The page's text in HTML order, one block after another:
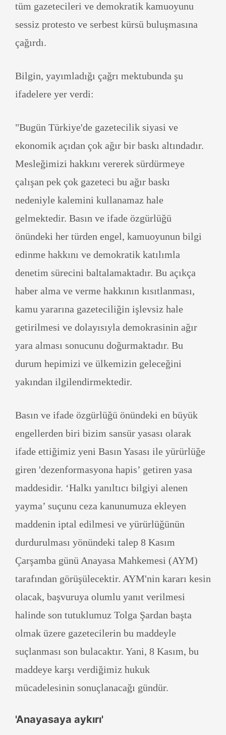
tüm gazetecileri ve demokratik kamuoyunu
sessiz protesto ve serbest kürsü buluşmasına
çağırdı.
Bilgin, yayımladığı çağrı mektubunda şu
ifadelere yer verdi:
"Bugün Türkiye'de gazetecilik siyasi ve
ekonomik açıdan çok ağır bir baskı altındadır.
Mesleğimizi hakkını vererek sürdürmeye
çalışan pek çok gazeteci bu ağır baskı
nedeniyle kalemini kullanamaz hale
gelmektedir. Basın ve ifade özgürlüğü
önündeki her türden engel, kamuoyunun bilgi
edinme hakkını ve demokratik katılımla
denetim sürecini baltalamaktadır. Bu açıkça
haber alma ve verme hakkının kısıtlanması,
kamu yararına gazeteciliğin işlevsiz hale
getirilmesi ve dolayısıyla demokrasinin ağır
yara alması sonucunu doğurmaktadır. Bu
durum hepimizi ve ülkemizin geleceğini
yakından ilgilendirmektedir.
Basın ve ifade özgürlüğü önündeki en büyük
engellerden biri bizim sansür yasası olarak
ifade ettiğimiz yeni Basın Yasası ile yürürlüğe
giren 'dezenformasyona hapis’ getiren yasa
maddesidir. ‘Halkı yanıltıcı bilgiyi alenen
yayma’ suçunu ceza kanunumuza ekleyen
maddenin iptal edilmesi ve yürürlüğünün
durdurulması yönündeki talep 8 Kasım
Çarşamba günü Anayasa Mahkemesi (AYM)
tarafından görüşülecektir. AYM'nin kararı kesin
olacak, başvuruya olumlu yanıt verilmesi
halinde son tutuklumuz Tolga Şardan başta
olmak üzere gazetecilerin bu maddeyle
suçlanması son bulacaktır. Yani, 8 Kasım, bu
maddeye karşı verdiğimiz hukuk
mücadelesinin sonuçlanacağı gündür.
'Anayasaya aykırı'